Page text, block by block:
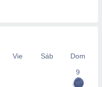
Vie Sáb
Dom
9